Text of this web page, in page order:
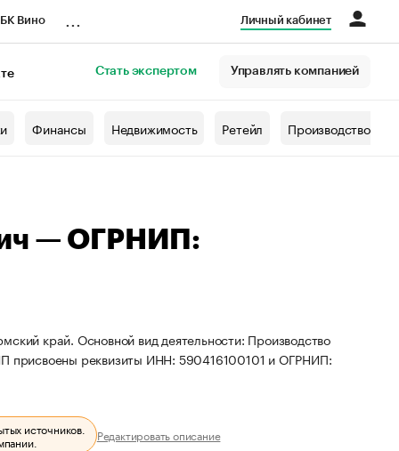
Вино Личный кабинет
Стать экспертом Управлять компанией
Финансы Недвижимость Ретейл Производство
— ОГРНИП:
край. Основной вид деятельности: Производство
присвоены реквизиты ИНН: 590416100101 и ОГРНИП:
источников. Редактировать описание